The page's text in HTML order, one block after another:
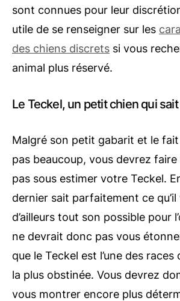
sont connues pour leur
utile de se renseigner sur les
des chiens discrets si vous
animal plus réservé.
Le Teckel, un petit chien qui sait
Malgré son petit gabarit et le fait
pas beaucoup, vous devrez
pas sous estimer votre Teckel.
dernier sait parfaitement ce
d’ailleurs tout son possible pour
ne devrait donc pas vous
que le Teckel est l’une des
la plus obstinée. Vous devrez
vous montrer encore plus